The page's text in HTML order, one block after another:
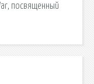
посвященный